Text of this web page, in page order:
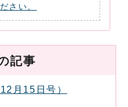
さい。
記事
月15日号）